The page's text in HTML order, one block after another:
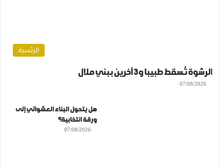
الرئسية
الرشوة تُسقط طبيبا و3 آخرين ببني ملال
07/08/2026
هل يتحول البناء العشوائي إلى
ورقة انتخابية؟
07/08/2026